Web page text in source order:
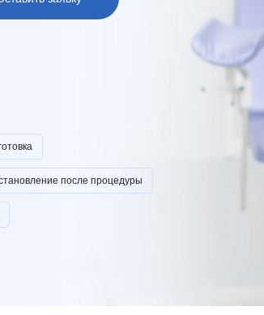
Психиатрия
Пульмонология
после процедуры